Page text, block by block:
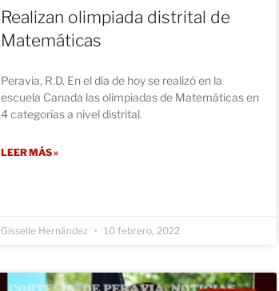
Realizan olimpiada distrital de
Matemáticas
Peravia, R.D. En el día de hoy se realizó en la
escuela Canada las olimpiadas de Matemáticas en
4 categorías a nivel distrital.
LEER MÁS »
Gisselle Hernández 10 febrero, 2022